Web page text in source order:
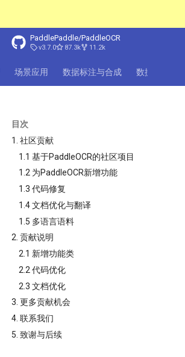
PaddlePaddle/PaddleOCR
v3.7.0 87.3k 11.2k
场景应用 数据标注与合成 数据集
目次
1. 社区贡献
1.1 基于PaddleOCR的社区项目
1.2 为PaddleOCR新增功能
1.3 代码修复
1.4 文档优化与翻译
1.5 多语言语料
2. 贡献说明
2.1 新增功能类
2.2 代码优化
2.3 文档优化
3. 更多贡献机会
4. 联系我们
5. 致谢与后续